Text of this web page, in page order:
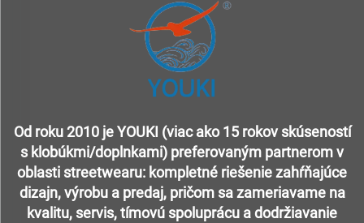
Od roku 2010 je YOUKI (viac ako 15 rokov skúseností
s klobúkmi/doplnkami) preferovaným partnerom v
oblasti streetwearu: kompletné riešenie zahŕňajúce
dizajn, výrobu a predaj, pričom sa zameriavame na
kvalitu, servis, tímovú spoluprácu a dodržiavanie